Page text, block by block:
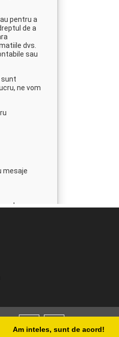
Am inteles, sunt de acord!